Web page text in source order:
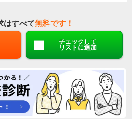
はすべて無料です！
チェックして
リストに追加